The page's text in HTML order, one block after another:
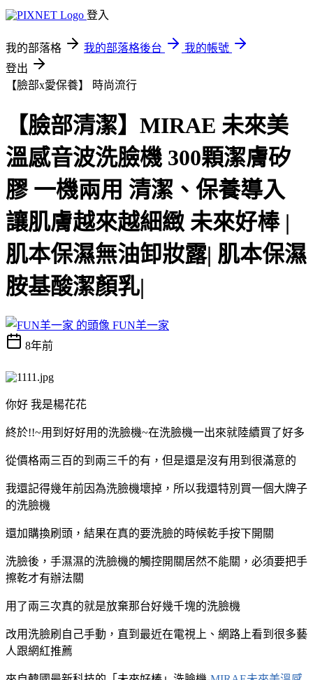
登入
我的部落格 我的部落格後台
我的帳號
登出
【臉部x愛保養】
時尚流行
【臉部清潔】MIRAE 未來美
溫感音波洗臉機 300顆潔膚矽
膠 一機兩用 清潔、保養導入
讓肌膚越來越細緻 未來好棒 |
肌本保濕無油卸妝露| 肌本保濕
胺基酸潔顏乳|
FUN羊一家
8年前
你好 我是楊花花
終於!!~用到好好用的洗臉機~在洗臉機一出來就陸續買了好多
從價格兩三百的到兩三千的有，但是還是沒有用到很滿意的
我還記得幾年前因為洗臉機壞掉，所以我還特別買一個大牌子
的洗臉機
還加購換刷頭，結果在真的要洗臉的時候乾手按下開關
洗臉後，手濕濕的洗臉機的觸控開關居然不能關，必須要把手
擦乾才有辦法關
用了兩三次真的就是放棄那台好幾千塊的洗臉機
改用洗臉刷自己手動，直到最近在電視上、網路上看到很多藝
人跟網紅推薦